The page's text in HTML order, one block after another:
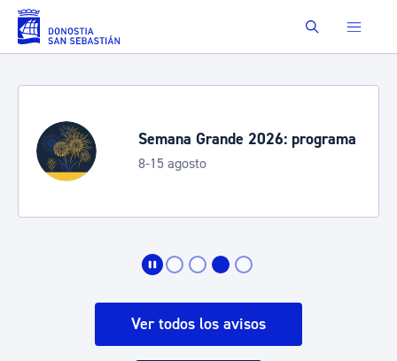
Saltar al contenido principal Buscar
Semana Grande 2026: programa
8-15 agosto
Ver todos los avisos